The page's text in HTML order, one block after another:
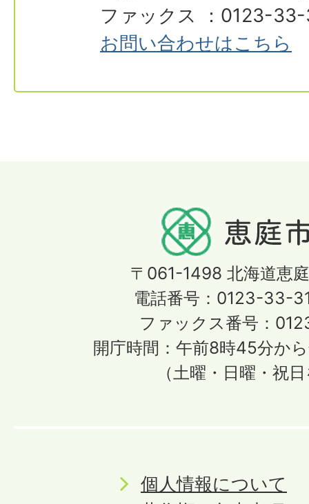
ファックス ：0123-
お問い合わせはこちら
〒061-1498 北海道恵
電話番号：0123-33-
ファックス番号：
開庁時間：午前8時45分か
（土曜・日曜・祝
個人情報について